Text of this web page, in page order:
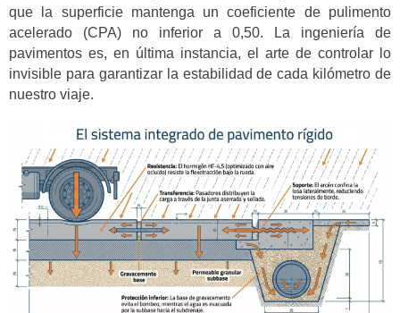
que la superficie mantenga un coeficiente de pulimento
acelerado (CPA) no inferior a 0,50. La ingeniería de
pavimentos es, en última instancia, el arte de controlar lo
invisible para garantizar la estabilidad de cada kilómetro de
nuestro viaje.